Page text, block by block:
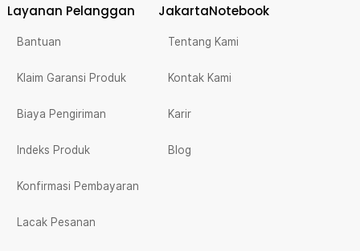
Layanan Pelanggan
Bantuan
Klaim Garansi Produk
Biaya Pengiriman
Indeks Produk
Konfirmasi Pembayaran
Lacak Pesanan
JakartaNotebook
Tentang Kami
Kontak Kami
Karir
Blog